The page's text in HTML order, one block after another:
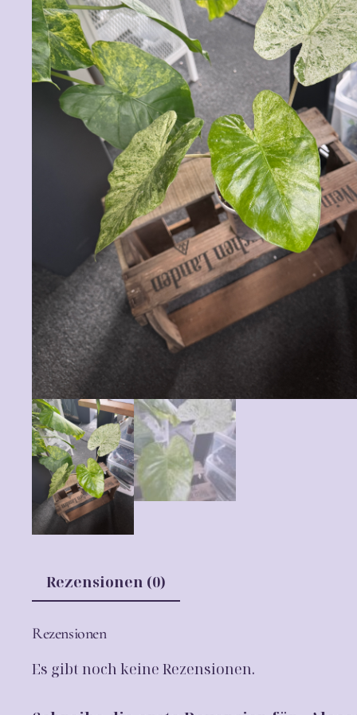
Rezensionen (0)
Rezensionen
Es gibt noch keine Rezensionen.